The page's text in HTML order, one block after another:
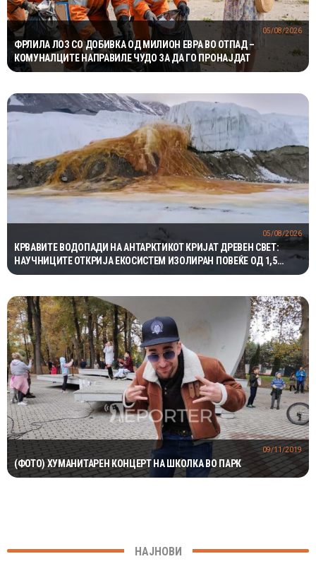
ФРЛИЛА ЛОЗ СО ДОБИВКА ОД МИЛИОН ЕВРА ВО ОТПАД –
КОМУНАЛЦИТЕ НАПРАВИЛЕ ЧУДО ЗА ДА ГО ПРОНАЈДАТ
05/08/2026
КРВАВИТЕ ВОДОПАДИ НА АНТАРКТИКОТ КРИЈАТ ДРЕВЕН СВЕТ:
НАУЧНИЦИТЕ ОТКРИЈА ЕКОСИСТЕМ ИЗОЛИРАН ПОВЕЌЕ ОД 1,5
МИЛИОНИ ГОДИНИ
05/08/2026
(ФОТО) ХУМАНИТАРЕН КОНЦЕРТ НА ШКОЛКА ВО ПАРК
09/11/2019
НАЈНОВИ